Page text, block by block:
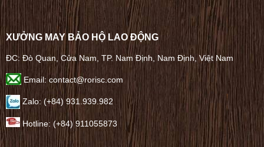
XƯỞNG MAY BẢO HỘ LAO ĐỘNG
ĐC: Đò Quan, Cửa Nam, TP. Nam Định, Nam Định, Việt Nam
Email: contact@rorisc.com
Zalo: (+84) 931.939.982
Hotline: (+84) 911055873